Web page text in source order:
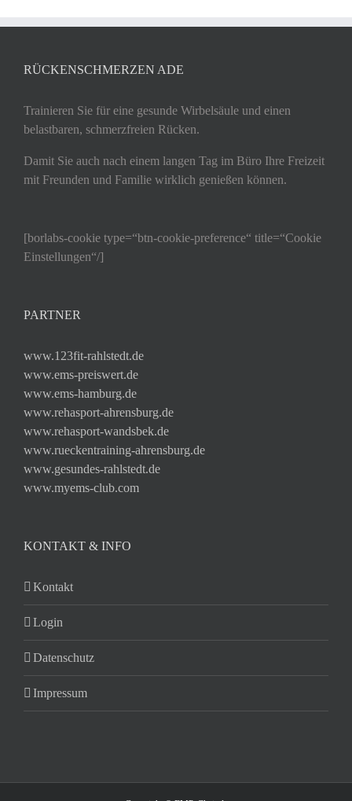
RÜCKENSCHMERZEN ADE
Trainieren Sie für eine gesunde Wirbelsäule und einen
belastbaren, schmerzfreien Rücken.
Damit Sie auch nach einem langen Tag im Büro Ihre Freizeit
mit Freunden und Familie wirklich genießen können.
[borlabs-cookie type=“btn-cookie-preference“ title=“Cookie
Einstellungen“/]
PARTNER
www.123fit-rahlstedt.de
www.ems-preiswert.de
www.ems-hamburg.de
www.rehasport-ahrensburg.de
www.rehasport-wandsbek.de
www.rueckentraining-ahrensburg.de
www.gesundes-rahlstedt.de
www.myems-club.com
KONTAKT & INFO
Kontakt
Login
Datenschutz
Impressum